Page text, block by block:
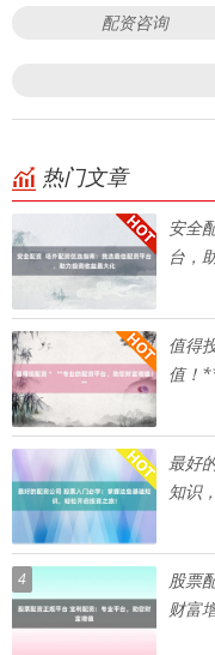
配资咨询
热门文章
安全配资 场外配资优选指南
台，
值得投配资 * **专
值！
最好
知识
4
股票
财富